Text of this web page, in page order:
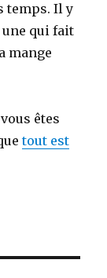
temps. Il y
qui fait
mange
êtes
tout est